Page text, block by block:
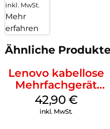
inkl. MwSt.
Mehr
erfahren
Ähnliche
Lenovo kabellose
Mehrfachgerät
Luna Grey
42,90 €
inkl. MwSt.